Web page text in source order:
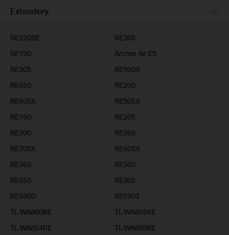
Business
Extendery
RE220BE
RE305
RE190
Archer Air E5
RE305
RE500X
RE450
RE200
RE605X
RE505X
RE190
RE205
RE300
RE365
RE705X
RE605X
RE360
RE500
RE650
RE305
RE580D
RE590T
TL-WA860RE
TL-WA855RE
TL-WA854RE
TL-WA850RE